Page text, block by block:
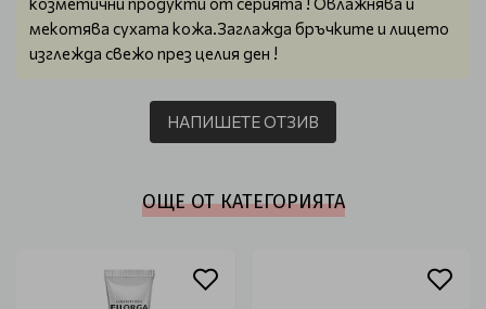
мекотява сухата кожа.Заглажда бръчките и лицето
изглежда свежо през целия ден !
НАПИШЕТЕ ОТЗИВ
ОЩЕ ОТ КАТЕГОРИЯТА